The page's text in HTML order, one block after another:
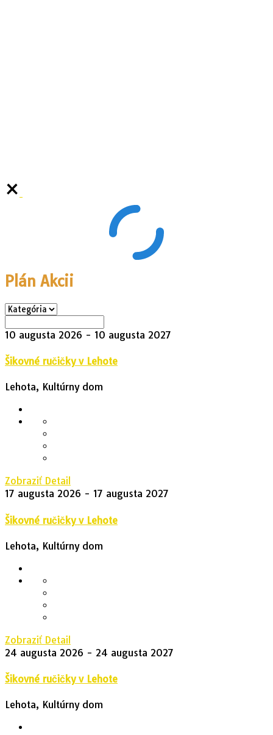
Plán Akcii
10 augusta 2026 - 10 augusta 2027
Šikovné ručičky v Lehote
Lehota, Kultúrny dom
Zobraziť Detail
17 augusta 2026 - 17 augusta 2027
Šikovné ručičky v Lehote
Lehota, Kultúrny dom
Zobraziť Detail
24 augusta 2026 - 24 augusta 2027
Šikovné ručičky v Lehote
Lehota, Kultúrny dom